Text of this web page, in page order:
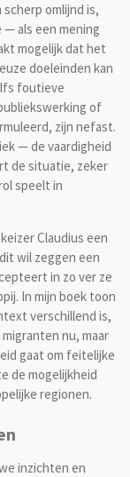
omlijnd is,
als een mening
mogelijk dat het
doeleinden kan
foutieve
of
zijn nefast.
— de vaardigheid
de situatie, zeker
speelt in
Claudius een
wil zeggen een
in zo ver ze
In mijn boek toon
verschillend is,
nu, maar
gaat om feitelijke
de mogelijkheid
regionen.
inzichten en